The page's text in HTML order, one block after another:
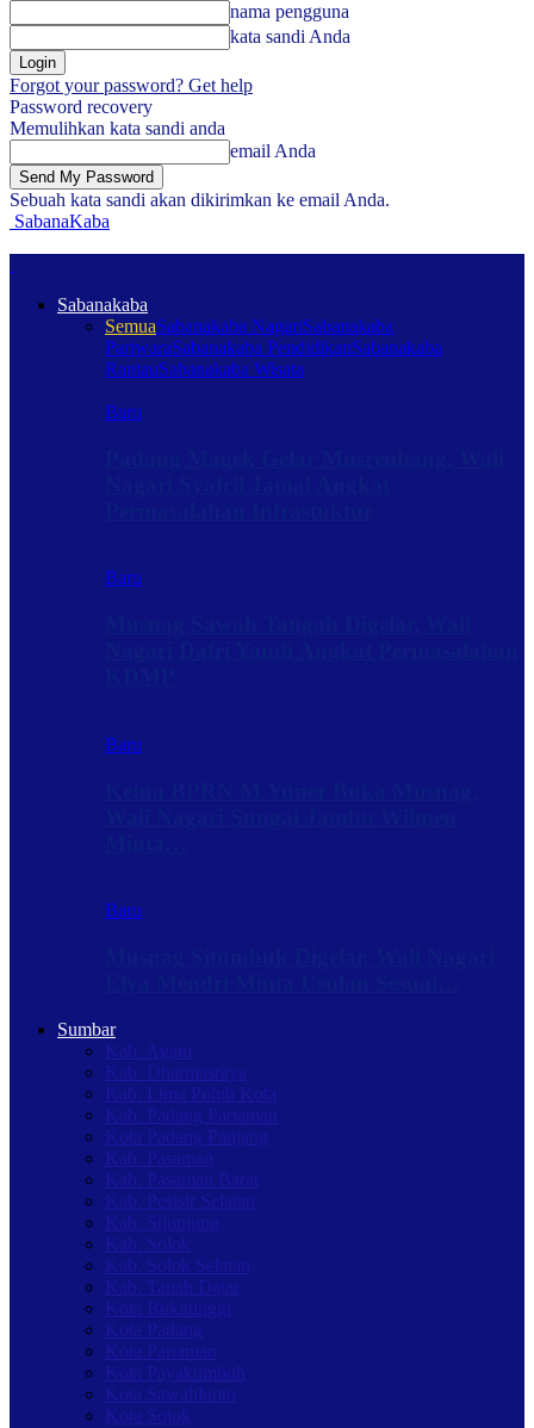
nama pengguna
kata sandi Anda
Forgot your password? Get help
Password recovery
Memulihkan kata sandi anda
email Anda
Sebuah kata sandi akan dikirimkan ke email Anda.
SabanaKaba
Sabanakaba
SemuaSabanakaba NagariSabanakaba
PariwaraSabanakaba PendidikanSabanakaba
RantauSabanakaba Wisata
Baru
Baru
Baru
Baru
Sumbar
Kab. Agam
Kab. Dharmasraya
Kab. Lima Puluh Kota
Kab. Padang Pariaman
Kota Padang Panjang
Kab. Pasaman
Kab. Pasaman Barat
Kab. Pesisir Selatan
Kab. Sijunjung
Kab. Solok
Kab. Solok Selatan
Kab. Tanah Datar
Kota Bukittinggi
Kota Padang
Kota Pariaman
Kota Payakumbuh
Kota Sawahlunto
Kota Solok